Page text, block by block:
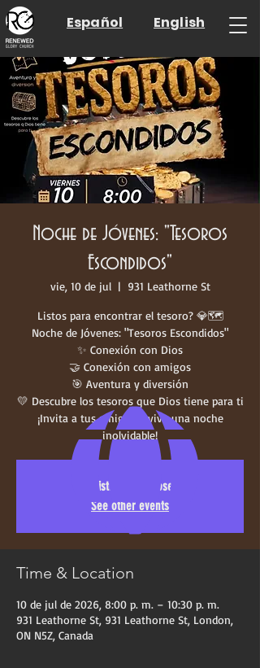
Español English
Noche de Jóvenes: "Tesoros
Escondidos"
vie, 10 de jul
  |
931 Leathorne St
Listos para encontrar el tesoro? 💎🗺️
Noche de Jóvenes: "Tesoros Escondidos"
✨ Conexión con Dios
🤝 Conexión con amigos
🎯 Aventura y diversión
💛 Descubre los tesoros que Dios tiene para ti
¡Invita a tus amigos y vive una noche
inolvidable!
Registration is closed
See other events
Time & Location
10 de jul de 2026, 8:00 p. m. – 10:30 p. m.
931 Leathorne St, 931 Leathorne St, London,
ON N5Z, Canada